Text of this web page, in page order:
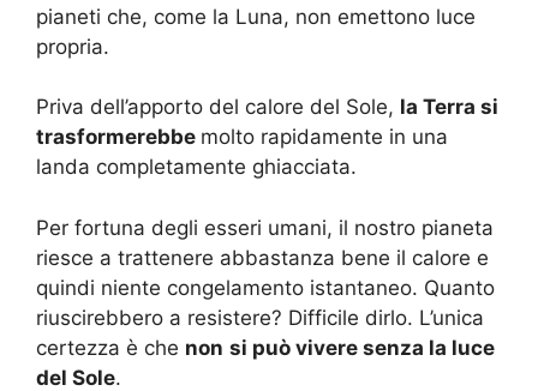
pianeti che, come la Luna, non emettono luce
propria.
Priva dell’apporto del calore del Sole, la Terra si
trasformerebbe molto rapidamente in una
landa completamente ghiacciata.
Per fortuna degli esseri umani, il nostro pianeta
riesce a trattenere abbastanza bene il calore e
quindi niente congelamento istantaneo. Quanto
riuscirebbero a resistere? Difficile dirlo. L’unica
certezza è che non si può vivere senza la luce
del Sole.